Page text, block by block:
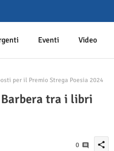
Eventi Video
per il Premio Strega Poesia 2024
Barbera tra i libri
0 share